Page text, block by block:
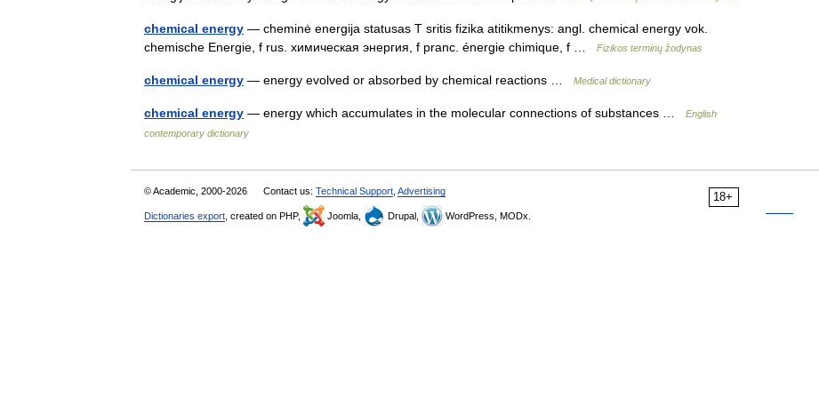
chemical energy — cheminė energija statusas T sritis fizika atitikmenys: angl. chemical energy vok.
chemische Energie, f rus. химическая энергия, f pranc. énergie chimique, f …
Fizikos terminų žodynas
chemical energy — energy evolved or absorbed by chemical reactions … Medical dictionary
chemical energy — energy which accumulates in the molecular connections of substances …
English
contemporary dictionary
18+
© Academic, 2000-2026 Contact us: Technical Support Advertising
Dictionaries export , created on PHP, Joomla, Drupal, WordPress, MODx.